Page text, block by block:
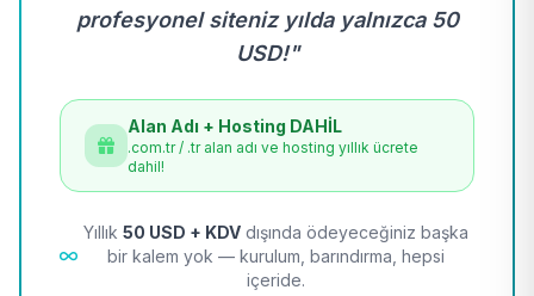
profesyonel siteniz yılda yalnızca 50
USD!"
Alan Adı + Hosting DAHİL
.com.tr / .tr alan adı ve hosting yıllık ücrete
dahil!
Yıllık 50 USD + KDV dışında ödeyeceğiniz başka
bir kalem yok — kurulum, barındırma, hepsi
içeride.